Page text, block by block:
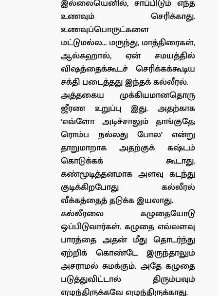
இல்லையெனில், சாப்பிடும் எந்த
உணவும் செரிக்காது.
உணவுப்பொருட்களை
மட்டுமல்ல… மருந்து, மாத்திரைகள்,
ஆல்கஹால், ஏன் சமயத்தில்
விஷத்தைக்கூடச் செரிக்கக்கூடிய
சக்தி படைத்தது இந்தக் கல்லீரல்.
அத்தகைய முக்கியமானதொரு
ஜீரண உறுப்பு இது. அதற்காக
‘எவ்ளோ அடிச்சாலும் தாங்குதே;
ரொம்ப நல்லது போல’ என்று
தாறுமாறாக அதற்குக் கஷ்டம்
கொடுக்கக் கூடாது.
கண்மூடித்தனமாக அளவு கடந்து
குடிக்கிறபோது கல்லீரல்
வீக்கத்தைத் தடுக்க இயலாது.
கல்லீரலை கழுதையோடு
ஒப்பிடுவார்கள். கழுதை எவ்வளவு
பாரத்தை அதன் மீது தொடர்ந்து
ஏற்றிக் கொண்டே இருந்தாலும்
அசராமல் சுமக்கும். அதே கழுதை
படுத்துவிட்டால் திரும்பவும்
எழுந்திருக்கவே எழுந்திருக்காது.